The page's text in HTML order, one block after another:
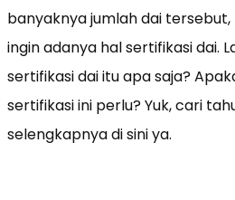
banyaknya jumlah dai
ingin adanya hal sertifikasi dai.
sertifikasi dai itu apa saja?
sertifikasi ini perlu? Yuk, cari
selengkapnya di sini ya.